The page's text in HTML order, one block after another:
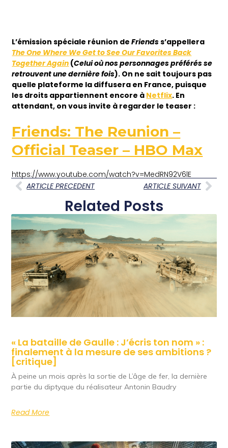
L’émission spéciale réunion deFriendss’appellera
The One Where We Get to See Our Favorites Back
Together Again (Celui où nos personnages préférés se
retrouvent une dernière fois). On ne sait toujours pas
quelle plateforme la diffusera en France, puisque
les droits appartiennent encore à Netflix. En
attendant, on vous invite à regarder le teaser :
Friends: The Reunion –
Official Teaser – HBO Max
https://www.youtube.com/watch?v=MedRN92V6lE
ARTICLE PRECEDENT
ARTICLE SUIVANT
Related Posts
« La bataille de Gaulle : J’écris ton nom » :
finalement à la mesure de ses ambitions ?
[critique]
À peine un mois après la sortie de L’âge de fer, la dernière
partie du diptyque du réalisateur Antonin Baudry
Read More